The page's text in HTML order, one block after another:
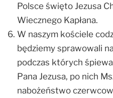
Polsce święto Jezusa
Wiecznego Kapłana.
W naszym kościele
będziemy sprawowali
podczas których
Pana Jezusa, po nich
nabożeństwo